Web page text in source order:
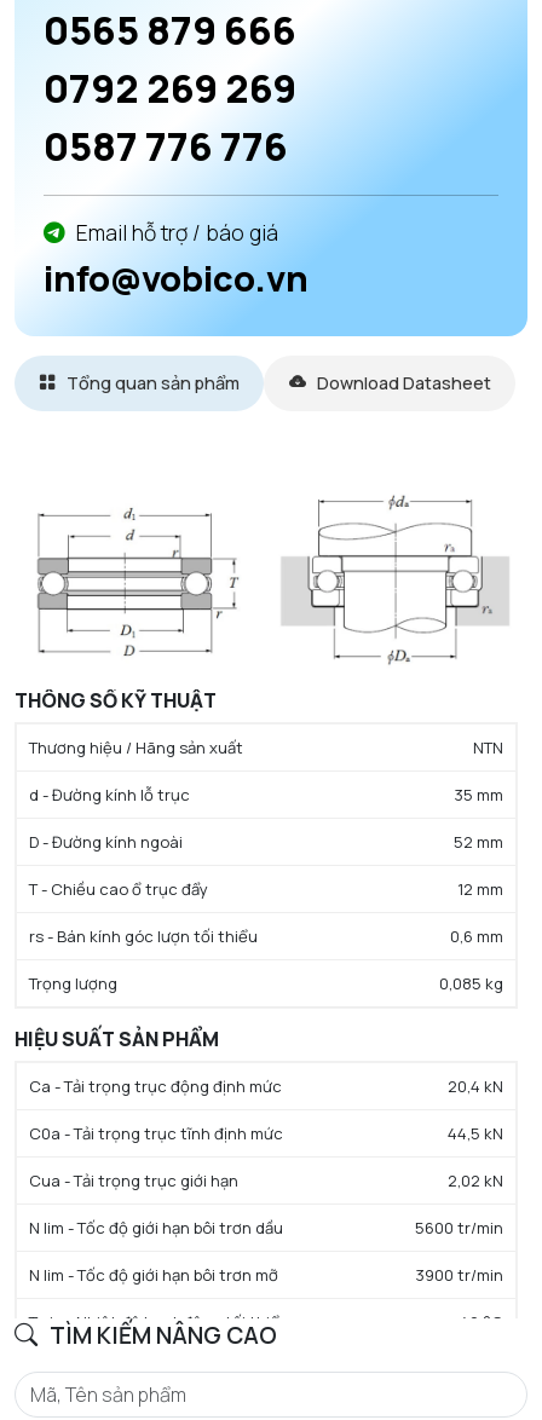
0565 879 666
0792 269 269
0587 776 776
Email hỗ trợ / báo giá
info@vobico.vn
TÌM KIẾM NÂNG CAO
Tổng quan sản phẩm Download Datasheet
THÔNG SỐ KỸ THUẬT
Thương hiệu / Hãng sản xuất NTN
d - Đường kính lỗ trục 35 mm
D - Đường kính ngoài 52 mm
T - Chiều cao ổ trục đẩy 12 mm
rs - Bán kính góc lượn tối thiểu 0,6 mm
Trọng lượng 0,085 kg
HIỆU SUẤT SẢN PHẨM
Ca - Tải trọng trục động định mức 20,4 kN
C0a - Tải trọng trục tĩnh định mức 44,5 kN
Cua - Tải trọng trục giới hạn 2,02 kN
N lim - Tốc độ giới hạn bôi trơn dầu 5600 tr/min
N lim - Tốc độ giới hạn bôi trơn mỡ 3900 tr/min
Tmin - Nhiệt độ hoạt động tối thiểu -40 °C
Tmax - Nhiệt độ hoạt động tối đa 120 °C